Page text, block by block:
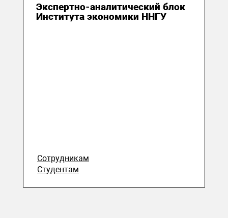
Экспертно-аналитический блок
Института экономики ННГУ
Сотрудникам
Студентам